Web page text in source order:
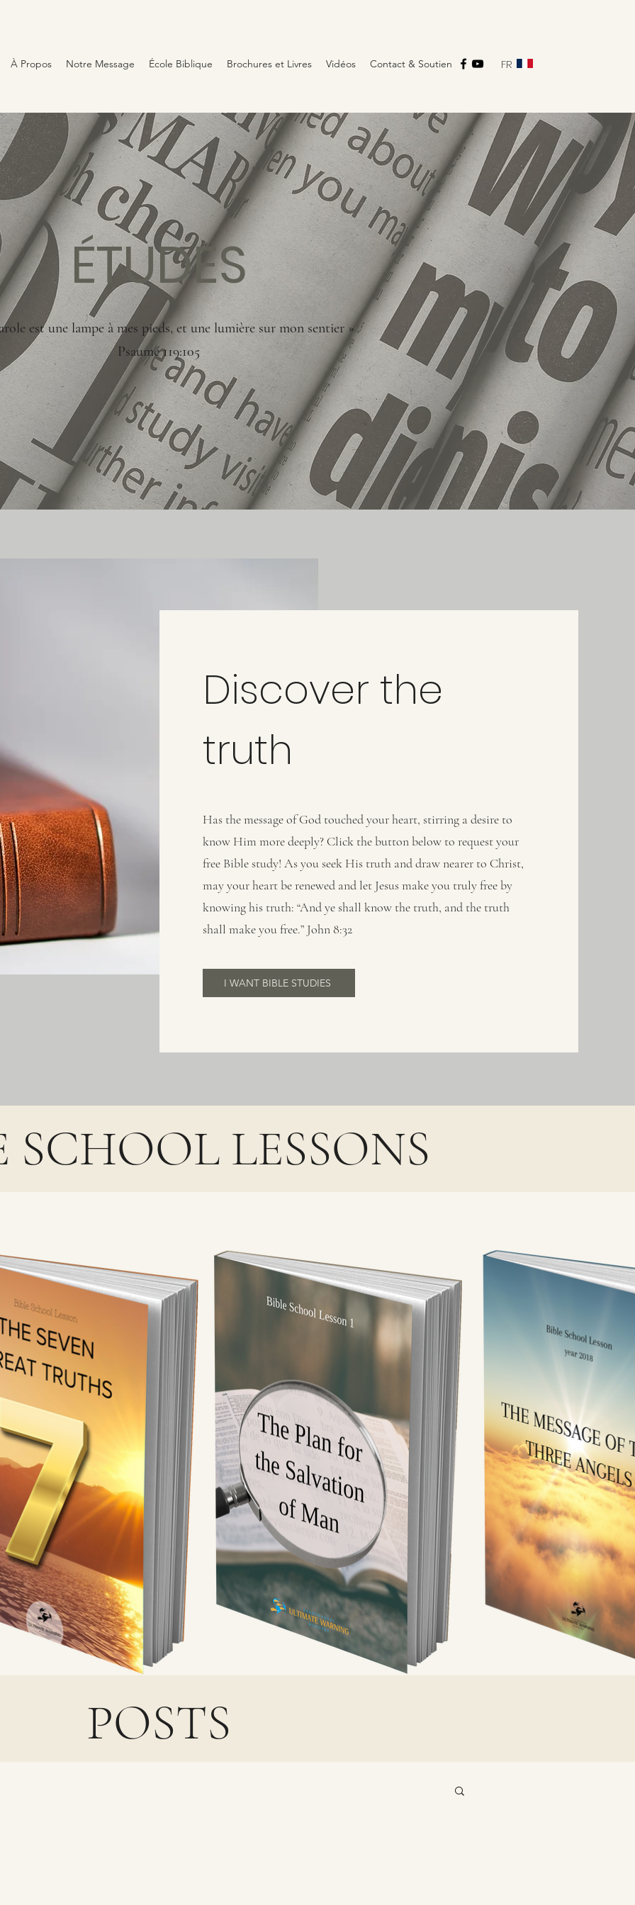
À Propos Notre Message École Biblique Brochures et Livres Vidéos Contact & Soutien FR
ÉTUDES
est une lampe à mes pieds, et une lumière sur mon sentier »
Psaume 119:105
Discover the
truth
Has the message of God touched your heart, stirring a desire to
know Him more deeply? Click the button below to request your
free Bible study! As you seek His truth and draw nearer to Christ,
may your heart be renewed and let Jesus make you truly free by
knowing his truth: “And ye shall know the truth, and the truth
shall make you free.” John 8:32
I WANT BIBLE STUDIES
SCHOOL LESSONS
POSTS